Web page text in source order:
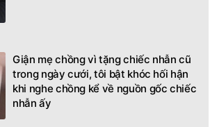
Giận mẹ chồng vì tặng chiếc nhẫn cũ
trong ngày cưới, tôi bật khóc hối hận
khi nghe chồng kể về nguồn gốc chiếc
nhẫn ấy